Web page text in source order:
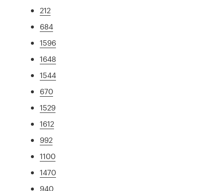
212
684
1596
1648
1544
670
1529
1612
992
1100
1470
940